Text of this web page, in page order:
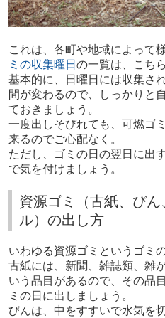
これは、各町や地域によって
ミの収集曜日 の一覧は、こち
基本的に、日曜日には収集さ
間が変わるので、しっかりと
ておきましょう。
一度出しそびれても、可燃ゴ
来るのでご心配なく。
ただし、ゴミの日の翌日に出
で気を付けましょう。
資源ゴミ（古紙、びん
ル）の出し方
いわゆる資源ゴミというゴミ
古紙には、新聞、雑誌類、雑
いう品目があるので、その品
ミの日に出しましょう。
びんは、中をすすいで水気を